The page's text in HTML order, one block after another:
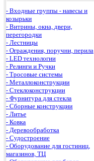
- Входные группы - навесы и
козырьки
- Витрины, окна, двери,
перегородки
- Лестницы
- Ограждения, поручни, перила
- LED технологии
- Релинги и Ручки
- Тросовые системы
- Металлоконструкции
- Стеклоконструкции
- Фурнитура для стекла
- Сборные конструкции
- Литье
- Ковка
- Деревообработка
- Судостроение
- Оборудование для гостиниц,
магазинов, ТЦ